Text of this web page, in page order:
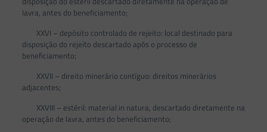
lavra, antes do beneficiamento;
XXVI – depósito controlado de rejeito: local destinado para
disposição do rejeito descartado após o processo de
beneficiamento;
XXVII – direito minerário contíguo: direitos minerários
adjacentes;
XXVIII – estéril: material in natura, descartado diretamente na
operação de lavra, antes do beneficiamento;